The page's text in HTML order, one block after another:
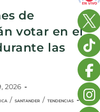
de
votar en el
las
2026
/ SANTANDER / TENDENCIAS